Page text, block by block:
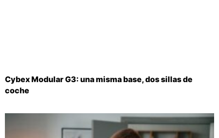
Cybex Modular G3: una misma base, dos sillas de
coche